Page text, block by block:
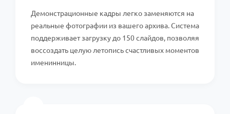
Демонстрационные кадры легко заменяются на
реальные фотографии из вашего архива. Система
поддерживает загрузку до 150 слайдов, позволяя
воссоздать целую летопись счастливых моментов
именинницы.